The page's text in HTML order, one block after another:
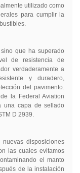
utilizado como
para cumplir la
sino que hasuperado
de resistencia de
verdaderamente a
y duradero,
del pavimento.
la Federal Aviation
una capa de sellado
D 2939.
disposiciones
las cuales evitamos
el manto
de la instalación